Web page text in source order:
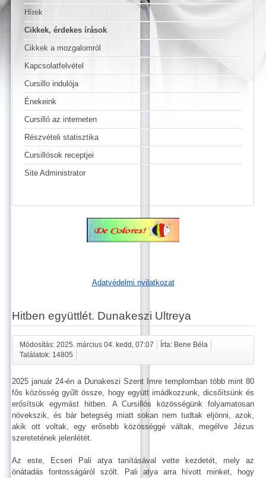
Hírek
Cikkek, érdekes írások
Cikkek a mozgalomról
Kapcsolatfelvétel
Cursillo indulója
Énekeink
Cursilló az interneten
Részvételi statisztika
Cursillósok receptjei
Site Administrator
Adatvédelmi nyilatkozat
Hitben együttlét. Dunakeszi Ultreya
Módosítás: 2025. március 04. kedd, 07:07
Írta: Bene Béla
Találatok: 14805
2025 január 24-én a Dunakeszi Szent Imre templomban több mint 80
fős közösség gyűlt össze, hogy együtt imádkozzunk, dicsőítsünk és
erősítsük egymást hitben. A Cursillós közösségünk folyamatosan
növekszik, és bár betegség miatt sokan nem tudtak eljönni, azok,
akik ott voltak, egy erősebb közösséggé váltak, megélve Jézus
szeretetének jelenlétét.
Az este, Ecseri Pali atya tanításával vette kezdetét, mely az
önátadás fontosságáról szólt. Pali atya arra hívott minket, hogy